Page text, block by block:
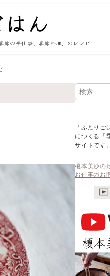
節の手仕事、季節料理」のレシピ
検
索
「ふたり
につくる「
サイトです。
榎本美沙の
お仕事のお